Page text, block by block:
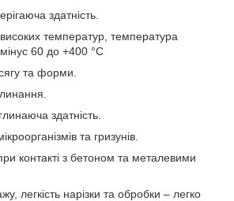
здатність.
високих температур, температура
60 до +400 °С
та форми.
здатність.
та гризунів.
контакті з бетоном та металевими
легкість нарізки та обробки – легко